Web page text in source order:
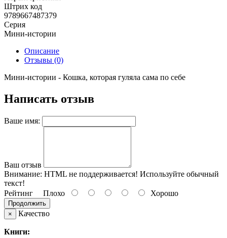
Штрих код
9789667487379
Серия
Мини-истории
Описание
Отзывы (0)
Мини-истории - Кошка, которая гуляла сама по себе
Написать отзыв
Ваше имя:
Ваш отзыв
Внимание: HTML не поддерживается! Используйте обычный
текст!
Рейтинг Плохо Хорошо
Продолжить
×
Качество
Книги: